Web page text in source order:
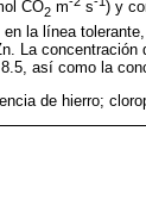
CO2 m s ) y
la línea
La
así como la
de hierro;